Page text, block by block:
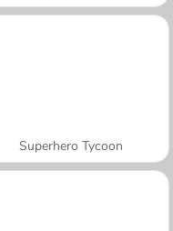
Superhero Tycoon